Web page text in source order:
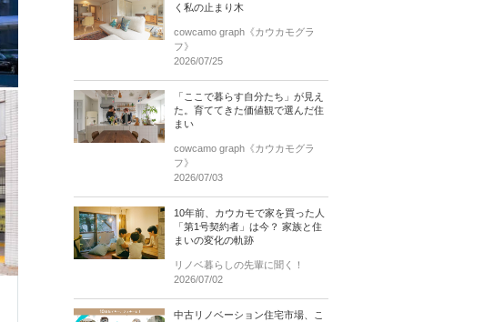
く私の止まり木
cowcamo graph《カウカモグラ
フ》
2026/07/25
「ここで暮らす自分たち」が見え
た。育ててきた価値観で選んだ住
まい
cowcamo graph《カウカモグラ
フ》
2026/07/03
10年前、カウカモで家を買った人
「第1号契約者」は今？ 家族と住
まいの変化の軌跡
リノベ暮らしの先輩に聞く！
2026/07/02
中古リノベーション住宅市場、こ